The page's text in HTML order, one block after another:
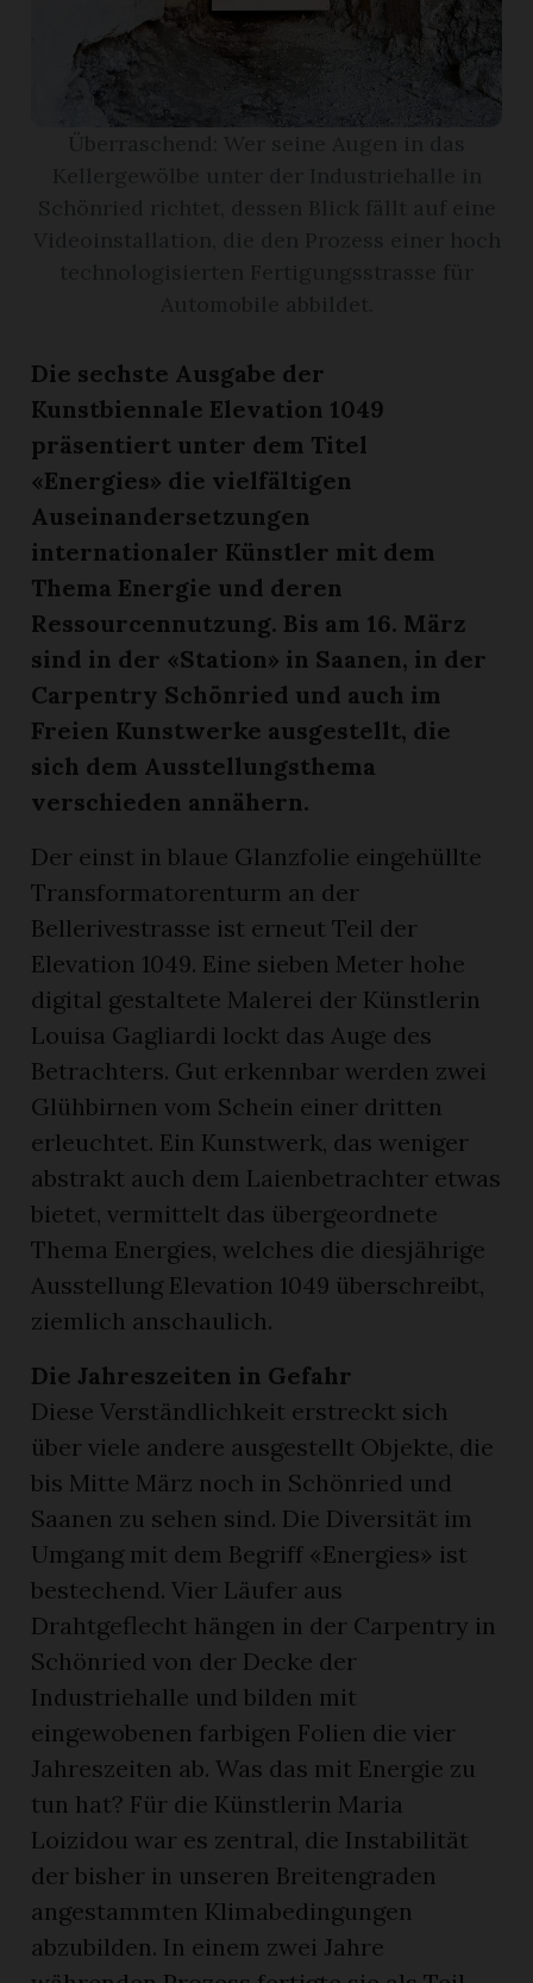
Die sechste Ausgabe der
Kunstbiennale Elevation 1049
präsentiert unter dem Titel
«Energies» die vielfältigen
Auseinandersetzungen
internationaler Künstler mit dem
Thema Energie und deren
Ressourcennutzung. Bis am 16. März
sind in der «Station» in Saanen, in der
Carpentry Schönried und auch im
Freien Kunstwerke ausgestellt, die
sich dem Ausstellungsthema
verschieden annähern.
Der einst in blaue Glanzfolie eingehüllte
Transformatorenturm an der
Bellerivestrasse ist erneut Teil der
Elevation 1049. Eine sieben Meter hohe
digital gestaltete Malerei der Künstlerin
Louisa Gagliardi lockt das Auge des
Betrachters. Gut erkennbar werden zwei
Glühbirnen vom Schein einer dritten
erleuchtet. Ein Kunstwerk, das weniger
abstrakt auch dem Laienbetrachter etwas
bietet, vermittelt das übergeordnete
Thema Energies, welches die diesjährige
Ausstellung Elevation 1049 überschreibt,
ziemlich anschaulich.
Die Jahreszeiten in Gefahr
Diese Verständlichkeit erstreckt sich
über viele andere ausgestellt Objekte, die
bis Mitte März noch in Schönried und
Saanen zu sehen sind. Die Diversität im
Umgang mit dem Begriff «Energies» ist
bestechend. Vier Läufer aus
Drahtgeflecht hängen in der Carpentry in
Schönried von der Decke der
Industriehalle und bilden mit
eingewobenen farbigen Folien die vier
Jahreszeiten ab. Was das mit Energie zu
tun hat? Für die Künstlerin Maria
Loizidou war es zentral, die Instabilität
der bisher in unseren Breitengraden
angestammten Klimabedingungen
abzubilden. In einem zwei Jahre